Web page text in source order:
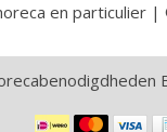
en particulier